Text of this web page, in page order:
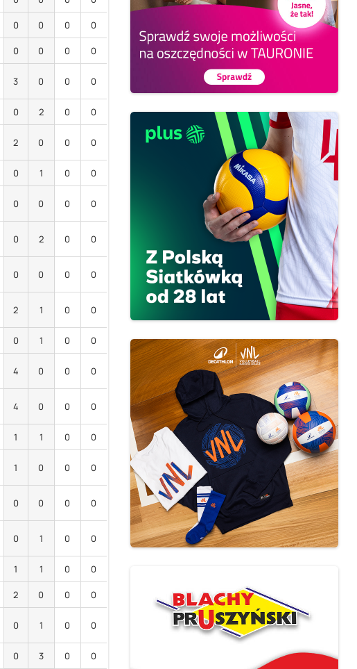
0 0 0
0
0 0 0
0
3 0 0 0
0 2 0
0
2 0 0 0
0 1 0
0
0 0 0 0
0 2 0 0
0 0 0 0
2 1 0 0
0 1 0
0
4 0 0 0
4 0 0 0
1 1 0
0
1 0 0 0
0 0 0 0
0 1 0 0
1 1 0
0
2 0 0
0
0 1 0 0
0 3 0 0